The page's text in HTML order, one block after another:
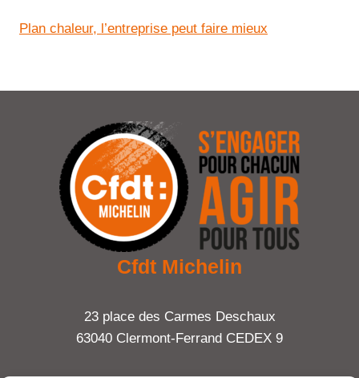
Plan chaleur, l’entreprise peut faire mieux
Cfdt Michelin
23 place des Carmes Deschaux
63040 Clermont-Ferrand CEDEX 9